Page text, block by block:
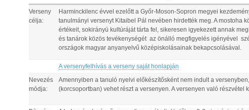
Verseny
célja:
Harminckilenc évvel ezelőtt a Győr-Moson-Sopron megyei
tanulmányi versenyt Kitaibel Pál nevében hirdették meg. A mostoha
értékeit, sokirányú kultúráját tárta fel, sikeresen igyekezett annak
és tanárok közös tevékenységét  az önálló megfigyelés igényével 
országok magyar anyanyelvű középiskolásainak bekapcsolásával.
A versenyfelhívás a verseny saját honlapján
Nevezés
módja:
Amennyiben a tanuló nyelvi előkészítősként nem indult a
(korcsoportban) vehet részt a versenyen. A versenyen való részvétel